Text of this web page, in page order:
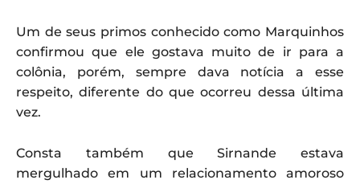
Um de seus primos conhecido como Marquinhos
confirmou que ele gostava muito de ir para a
colônia, porém, sempre dava notícia a esse
respeito, diferente do que ocorreu dessa última
vez.
Consta também que Sirnande estava
mergulhado em um relacionamento amoroso